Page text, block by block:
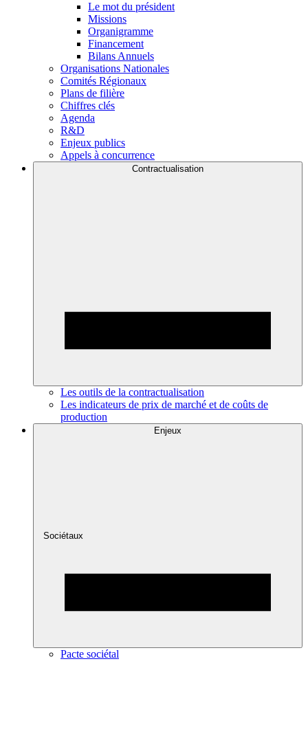
Le mot du président
Missions
Organigramme
Financement
Bilans Annuels
Organisations Nationales
Comités Régionaux
Plans de filière
Chiffres clés
Agenda
R&D
Enjeux publics
Appels à concurrence
Contractualisation
Les outils de la contractualisation
Les indicateurs de prix de marché et de coûts de
production
Enjeux
Sociétaux
Pacte sociétal